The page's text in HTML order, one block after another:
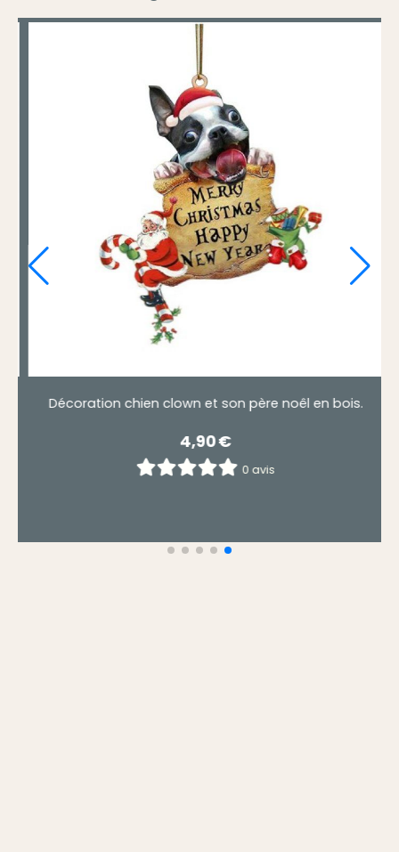
boule de noel ours blanc et pingouin .
5,90€
0 avis